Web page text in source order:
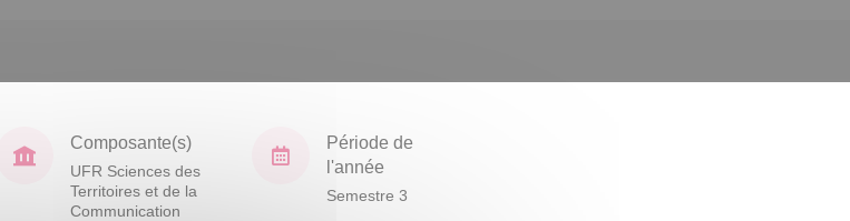
Composante(s)
UFR Sciences des
Territoires et de la
Communication
Période de
l'année
Semestre 3